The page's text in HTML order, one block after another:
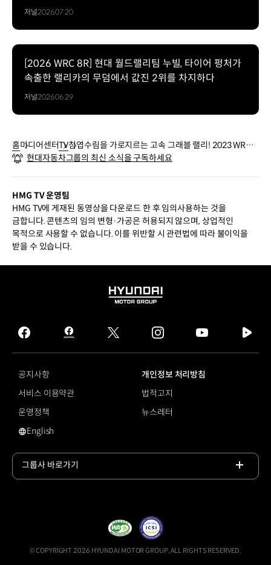
저널2026.07.20
[2026 WRC 8R] 현대 월드랠리팀 누빌, 타이어 펑처가
속출한 랠리카의 무덤에서 값진 2위를 차지하다
저널2026.06.29
홈미디어센터TV침엽수림을 가로지르는 고속 그래블 랠리! 2023 WRC
핀란드 랠리 리뷰｜현대 모터스포츠
현대자동차그룹의 최신 소식을 구독하세요
HMG TV 운영팀
HMG TV에 게재된 동영상을 다운로드 한 후 임의사용하는 것을
금합니다. 콘텐츠의 임의 변형·가공은 허용되지 않으며, 상업적인
목적으로 사용할 수 없습니다. 이를 위반할 시 관련법에 따라 불이익을
받을 수 있습니다.
HYUNDAI
GROUP
facebook
hmg
journal
twitter instagram
tv
공지사항
개인정보 처리방침
서비스 이용약관
법적고지
운영정책
뉴스레터
영문 사이트로 이동
English
그룹사 바로가기
© COPYRIGHT 2026 HYUNDAI MOTOR GROUP, ALL RIGHTS RESERVED.